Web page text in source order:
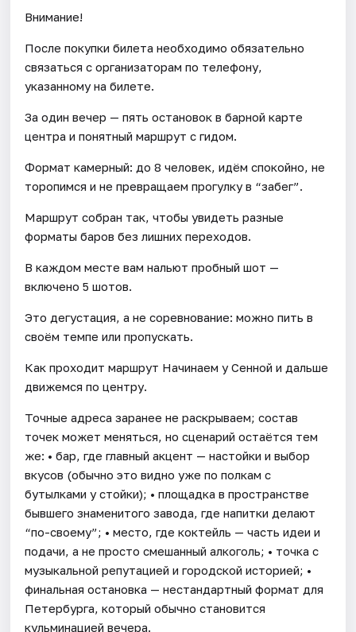
Внимание!
После покупки билета необходимо обязательно
связаться с организаторам по телефону,
указанному на билете.
За один вечер — пять остановок в барной карте
центра и понятный маршрут с гидом.
Формат камерный: до 8 человек, идём спокойно, не
торопимся и не превращаем прогулку в “забег”.
Маршрут собран так, чтобы увидеть разные
форматы баров без лишних переходов.
В каждом месте вам нальют пробный шот —
включено 5 шотов.
Это дегустация, а не соревнование: можно пить в
своём темпе или пропускать.
Как проходит маршрут Начинаем у Сенной и дальше
движемся по центру.
Точные адреса заранее не раскрываем; состав
точек может меняться, но сценарий остаётся тем
же: • бар, где главный акцент — настойки и выбор
вкусов (обычно это видно уже по полкам с
бутылками у стойки); • площадка в пространстве
бывшего знаменитого завода, где напитки делают
“по-своему”; • место, где коктейль — часть идеи и
подачи, а не просто смешанный алкоголь; • точка с
музыкальной репутацией и городской историей; •
финальная остановка — нестандартный формат для
Петербурга, который обычно становится
кульминацией вечера.